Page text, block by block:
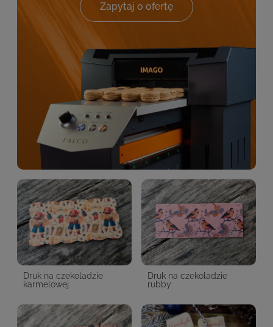
Zapytaj o ofertę
Druk na czekoladzie
karmelowej
Druk na czekoladzie
rubby